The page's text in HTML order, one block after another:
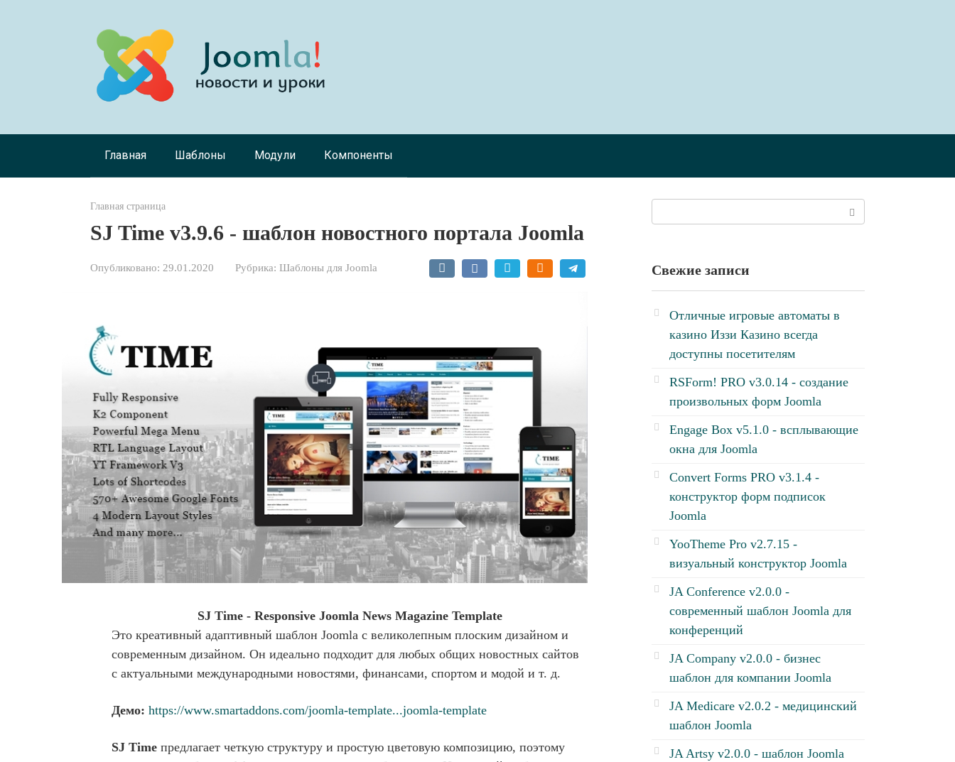
Главная Шаблоны Модули Компоненты
Главная страница
SJ Time v3.9.6 - шаблон новостного портала Joomla
Опубликовано: 29.01.2020 Рубрика: Шаблоны для Joomla
SJ Time - Responsive Joomla News Magazine Template
Это креативный адаптивный шаблон Joomla с великолепным плоским дизайном и
современным дизайном. Он идеально подходит для любых общих новостных сайтов
с актуальными международными новостями, финансами, спортом и модой и т. д.
Демо: https://www.smartaddons.com/joomla-template...joomla-template
SJ Time предлагает четкую структуру и простую цветовую композицию, поэтому
Свежие записи
Отличные игровые автоматы в
казино Иззи Казино всегда
доступны посетителям
RSForm! PRO v3.0.14 - создание
произвольных форм Joomla
Engage Box v5.1.0 - всплывающие
окна для Joomla
Convert Forms PRO v3.1.4 -
конструктор форм подписок
Joomla
YooTheme Pro v2.7.15 -
визуальный конструктор Joomla
JA Conference v2.0.0 -
современный шаблон Joomla для
конференций
JA Company v2.0.0 - бизнес
шаблон для компании Joomla
JA Medicare v2.0.2 - медицинский
шаблон Joomla
JA Artsy v2.0.0 - шаблон Joomla